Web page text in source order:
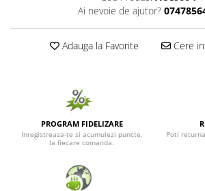
Seminte de Ierburi
Seminte de Legume/Fructe
Ai nevoie de ajutor?
Adauga la Favorite Cere
PROGRAM FIDELIZARE
Inregistreaza-te si acumulezi puncte,
la fiecare comanda.
Poti